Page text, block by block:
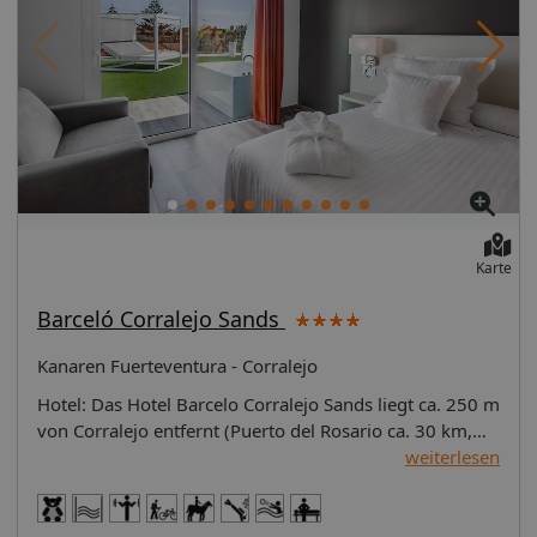
Karte
Barceló Corralejo Sands
Kanaren Fuerteventura - Corralejo
Hotel: Das Hotel Barcelo Corralejo Sands liegt ca. 250 m
von Corralejo entfernt (Puerto del Rosario ca. 30 km,
Gran Tarajal ca. 70 km). Der nächste Strand, ein
Sonnenschirme gegen Gebühr verfügbar. Zum
weiterlesen